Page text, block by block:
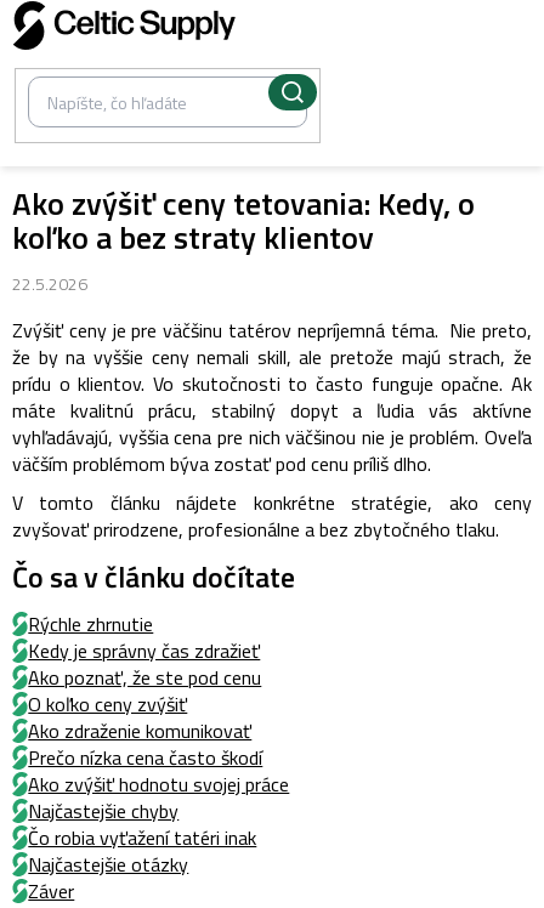
Prejsť
na
obsah
Ako zvýšiť ceny tetovania: Kedy, o
koľko a bez straty klientov
22.5.2026
Zvýšiť ceny je pre väčšinu tatérov nepríjemná téma. Nie preto,
že by na vyššie ceny nemali skill, ale pretože majú strach, že
prídu o klientov. Vo skutočnosti to často funguje opačne. Ak
máte kvalitnú prácu, stabilný dopyt a ľudia vás aktívne
vyhľadávajú, vyššia cena pre nich väčšinou nie je problém. Oveľa
väčším problémom býva zostať pod cenu príliš dlho.
V tomto článku nájdete konkrétne stratégie, ako ceny
zvyšovať prirodzene, profesionálne a bez zbytočného tlaku.
Čo sa v článku dočítate
Rýchle zhrnutie
Kedy je správny čas zdražieť
Ako poznať, že ste pod cenu
O koľko ceny zvýšiť
Ako zdraženie komunikovať
Prečo nízka cena často škodí
Ako zvýšiť hodnotu svojej práce
Najčastejšie chyby
Čo robia vyťažení tatéri inak
Najčastejšie otázky
Záver